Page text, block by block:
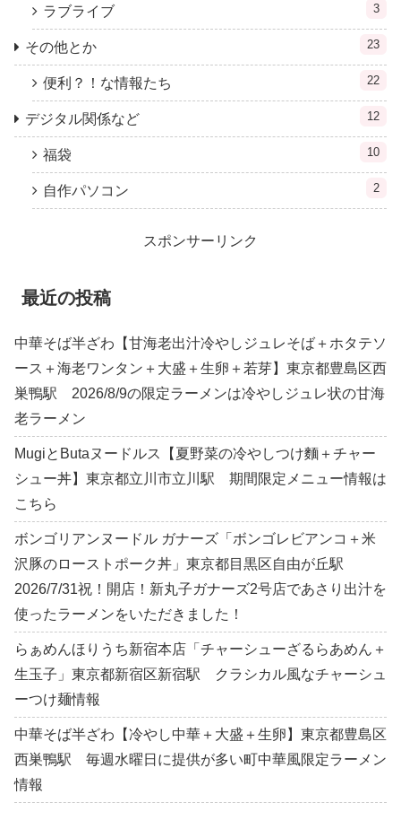
ラブライブ 3
その他とか 23
便利？！な情報たち 22
デジタル関係など 12
福袋 10
自作パソコン 2
スポンサーリンク
最近の投稿
中華そば半ざわ【甘海老出汁冷やしジュレそば＋ホタテソ
ース＋海老ワンタン＋大盛＋生卵＋若芽】東京都豊島区西
巣鴨駅 2026/8/9の限定ラーメンは冷やしジュレ状の甘海
老ラーメン
MugiとButaヌードルス【夏野菜の冷やしつけ麵＋チャー
シュー丼】東京都立川市立川駅 期間限定メニュー情報は
こちら
ボンゴリアンヌードル ガナーズ「ボンゴレビアンコ＋米
沢豚のローストポーク丼」東京都目黒区自由が丘駅
2026/7/31祝！開店！新丸子ガナーズ2号店であさり出汁を
使ったラーメンをいただきました！
らぁめんほりうち新宿本店「チャーシューざるらあめん＋
生玉子」東京都新宿区新宿駅 クラシカル風なチャーシュ
ーつけ麺情報
中華そば半ざわ【冷やし中華＋大盛＋生卵】東京都豊島区
西巣鴨駅 毎週水曜日に提供が多い町中華風限定ラーメン
情報